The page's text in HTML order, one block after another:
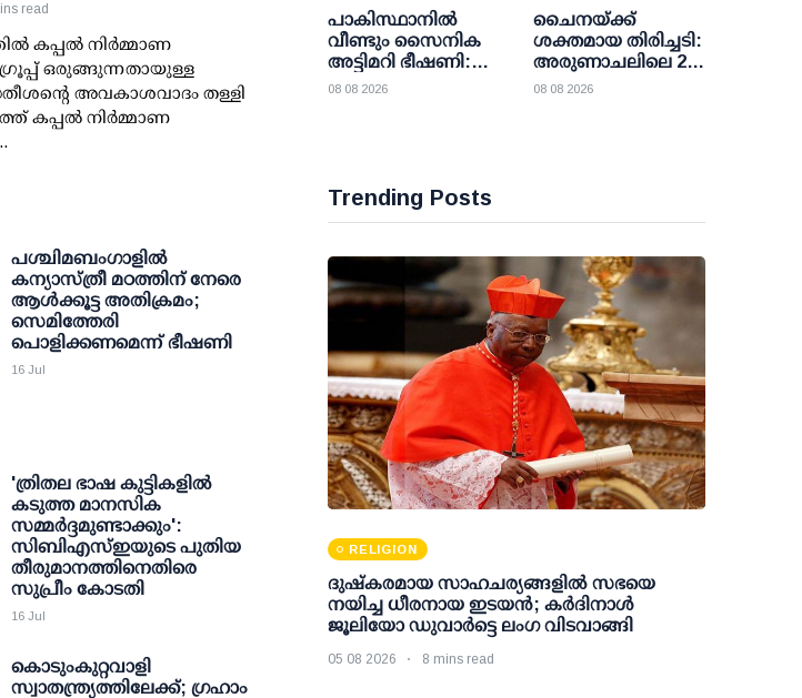
read
കപ്പല്‍ നിര്‍മ്മാണ
ഗ്രൂപ്പ് ഒരുങ്ങുന്നതായുള്ള
അവകാശവാദം തള്ളി
കപ്പല്‍ നിര്‍മ്മാണ
പശ്ചിമബംഗാളിൽ
കന്യാസ്ത്രീ മഠത്തിന് നേരെ
ആൾക്കൂട്ട അതിക്രമം;
സെമിത്തേരി
പൊളിക്കണമെന്ന് ഭീഷണി
16 Jul
'ത്രിതല ഭാഷ കുട്ടികളില്‍
കടുത്ത മാനസിക
സമ്മര്‍ദ്ദമുണ്ടാക്കും':
സിബിഎസ്ഇയുടെ പുതിയ
തീരുമാനത്തിനെതിരെ
സുപ്രീം കോടതി
16 Jul
കൊടുംകുറ്റവാളി
സ്വാതന്ത്ര്യത്തിലേക്ക്; ഗ്രഹാം
പാകിസ്ഥാനില്‍
വീണ്ടും സൈനിക
അട്ടിമറി ഭീഷണി:
അസിം മുനീറിന്റെ
08 08 2026
ചൈനയ്ക്ക്
ശക്തമായ തിരിച്ചടി:
അരുണാചലിലെ 27
സ്ഥലങ്ങള്‍ക്ക്
08 08 2026
Trending Posts
RELIGION
ദുഷ്കരമായ സാഹചര്യങ്ങളിൽ സഭയെ
നയിച്ച ധീരനായ ഇടയൻ; കർദിനാൾ
ജൂലിയോ ഡുവാർട്ടെ ലംഗ വിടവാങ്ങി
05 08 2026 8 mins read